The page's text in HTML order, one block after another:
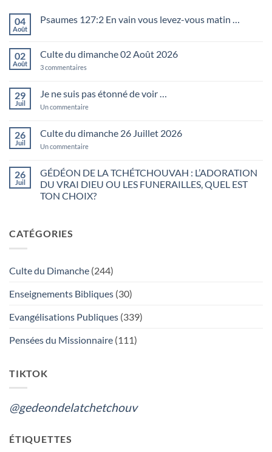
04
Août
Psaumes 127:2 En vain vous levez-vous matin …
Psaumes
En
levez-
matin
02
Août
Culte du dimanche 02 Août 2026
3 commentaires
dimanche
02
Août
29
Juil
Je ne suis pas étonné de voir …
Un commentairesur
pas
étonné
…
26
Juil
Culte du dimanche 26 Juillet 2026
Un commentairesur
dimanche
26
Juillet
2026
26
Juil
GÉDÉON DE LA TCHÉTCHOUVAH : L’ADORATION
DU VRAI DIEU OU LES FUNERAILLES, QUEL EST
TON CHOIX?
GÉDÉON
DE
L’ADORATION
DIEU
FUNERAILLES,
TON
CATÉGORIES
Culte du Dimanche (244)
Enseignements Bibliques (30)
Evangélisations Publiques (339)
Pensées du Missionnaire (111)
TIKTOK
@gedeondelatchetchouv
ÉTIQUETTES